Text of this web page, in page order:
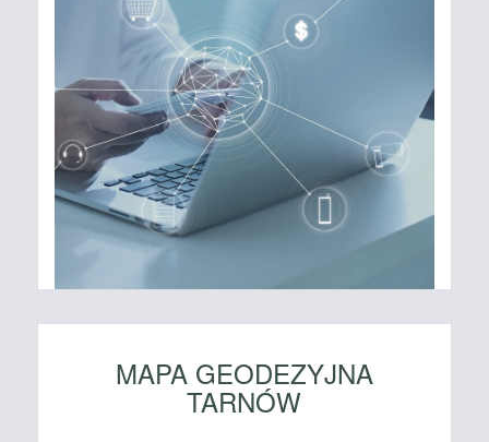
MAPA GEODEZYJNA
TARNÓW